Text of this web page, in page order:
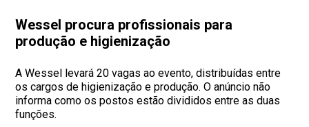
Wessel procura profissionais para
produção e higienização
A Wessel levará 20 vagas ao evento, distribuídas entre
os cargos de higienização e produção. O anúncio não
informa como os postos estão divididos entre as duas
funções.